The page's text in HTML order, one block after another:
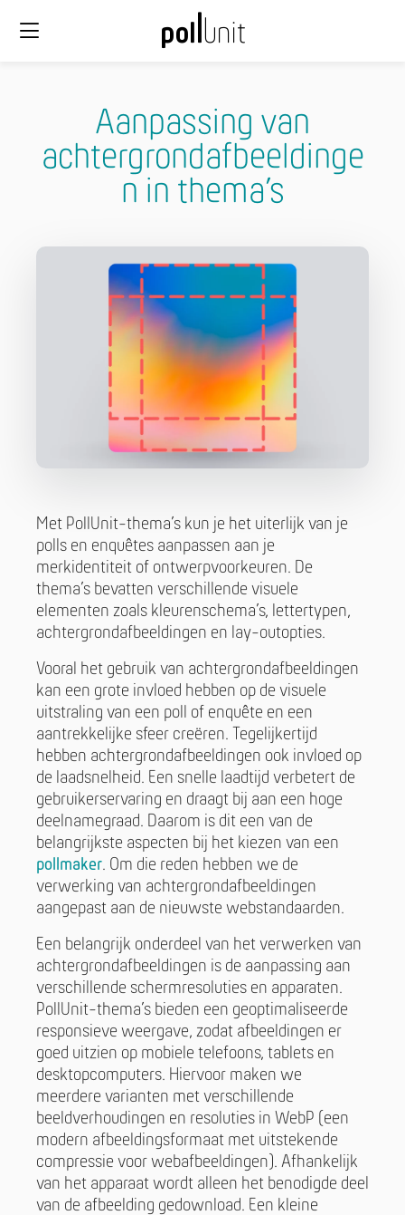
Aanpassing van
achtergrondafbeeldinge
n in thema’s
Met PollUnit-thema’s kun je het uiterlijk van je
polls en enquêtes aanpassen aan je
merkidentiteit of ontwerpvoorkeuren. De
thema’s bevatten verschillende visuele
elementen zoals kleurenschema’s, lettertypen,
achtergrondafbeeldingen en lay-outopties.
Vooral het gebruik van achtergrondafbeeldingen
kan een grote invloed hebben op de visuele
uitstraling van een poll of enquête en een
aantrekkelijke sfeer creëren. Tegelijkertijd
hebben achtergrondafbeeldingen ook invloed op
de laadsnelheid. Een snelle laadtijd verbetert de
gebruikerservaring en draagt bij aan een hoge
deelnamegraad. Daarom is dit een van de
belangrijkste aspecten bij het kiezen van een
pollmaker. Om die reden hebben we de
verwerking van achtergrondafbeeldingen
aangepast aan de nieuwste webstandaarden.
Een belangrijk onderdeel van het verwerken van
achtergrondafbeeldingen is de aanpassing aan
verschillende schermresoluties en apparaten.
PollUnit-thema’s bieden een geoptimaliseerde
responsieve weergave, zodat afbeeldingen er
goed uitzien op mobiele telefoons, tablets en
desktopcomputers. Hiervoor maken we
meerdere varianten met verschillende
beeldverhoudingen en resoluties in WebP (een
modern afbeeldingsformaat met uitstekende
compressie voor webafbeeldingen). Afhankelijk
van het apparaat wordt alleen het benodigde deel
van de afbeelding gedownload. Een kleine